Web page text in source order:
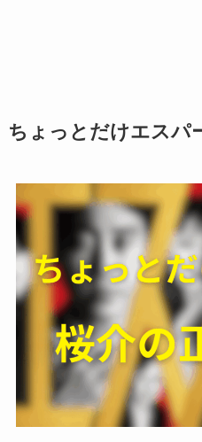
ちょっとだけエスパ